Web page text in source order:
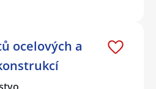
ocelových a